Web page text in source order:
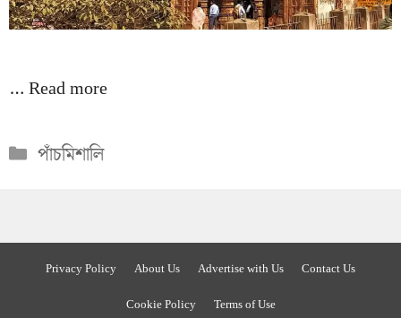
…Read more
Categories
পাঁচমিশালি
Privacy Policy About Us Advertise with Us
Contact Us
Cookie Policy
Terms of Use